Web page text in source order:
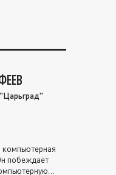
побеждает